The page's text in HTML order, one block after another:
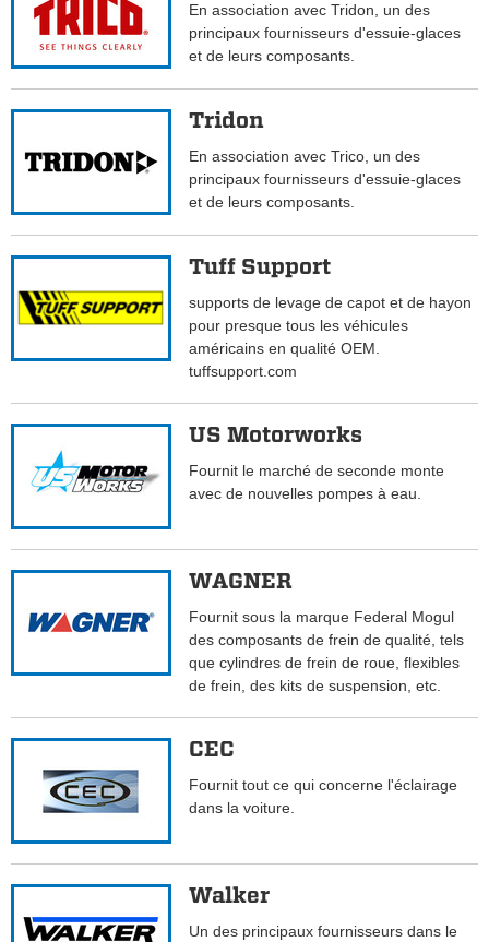
En association avec Tridon, un des
principaux fournisseurs d'essuie-glaces
et de leurs composants.
Tridon
En association avec Trico, un des
principaux fournisseurs d'essuie-glaces
et de leurs composants.
Tuff Support
supports de levage de capot et de hayon
pour presque tous les véhicules
américains en qualité OEM.
tuffsupport.com
US Motorworks
Fournit le marché de seconde monte
avec de nouvelles pompes à eau.
WAGNER
Fournit sous la marque Federal Mogul
des composants de frein de qualité, tels
que cylindres de frein de roue, flexibles
de frein, des kits de suspension, etc.
CEC
Fournit tout ce qui concerne l'éclairage
dans la voiture.
Walker
Un des principaux fournisseurs dans le